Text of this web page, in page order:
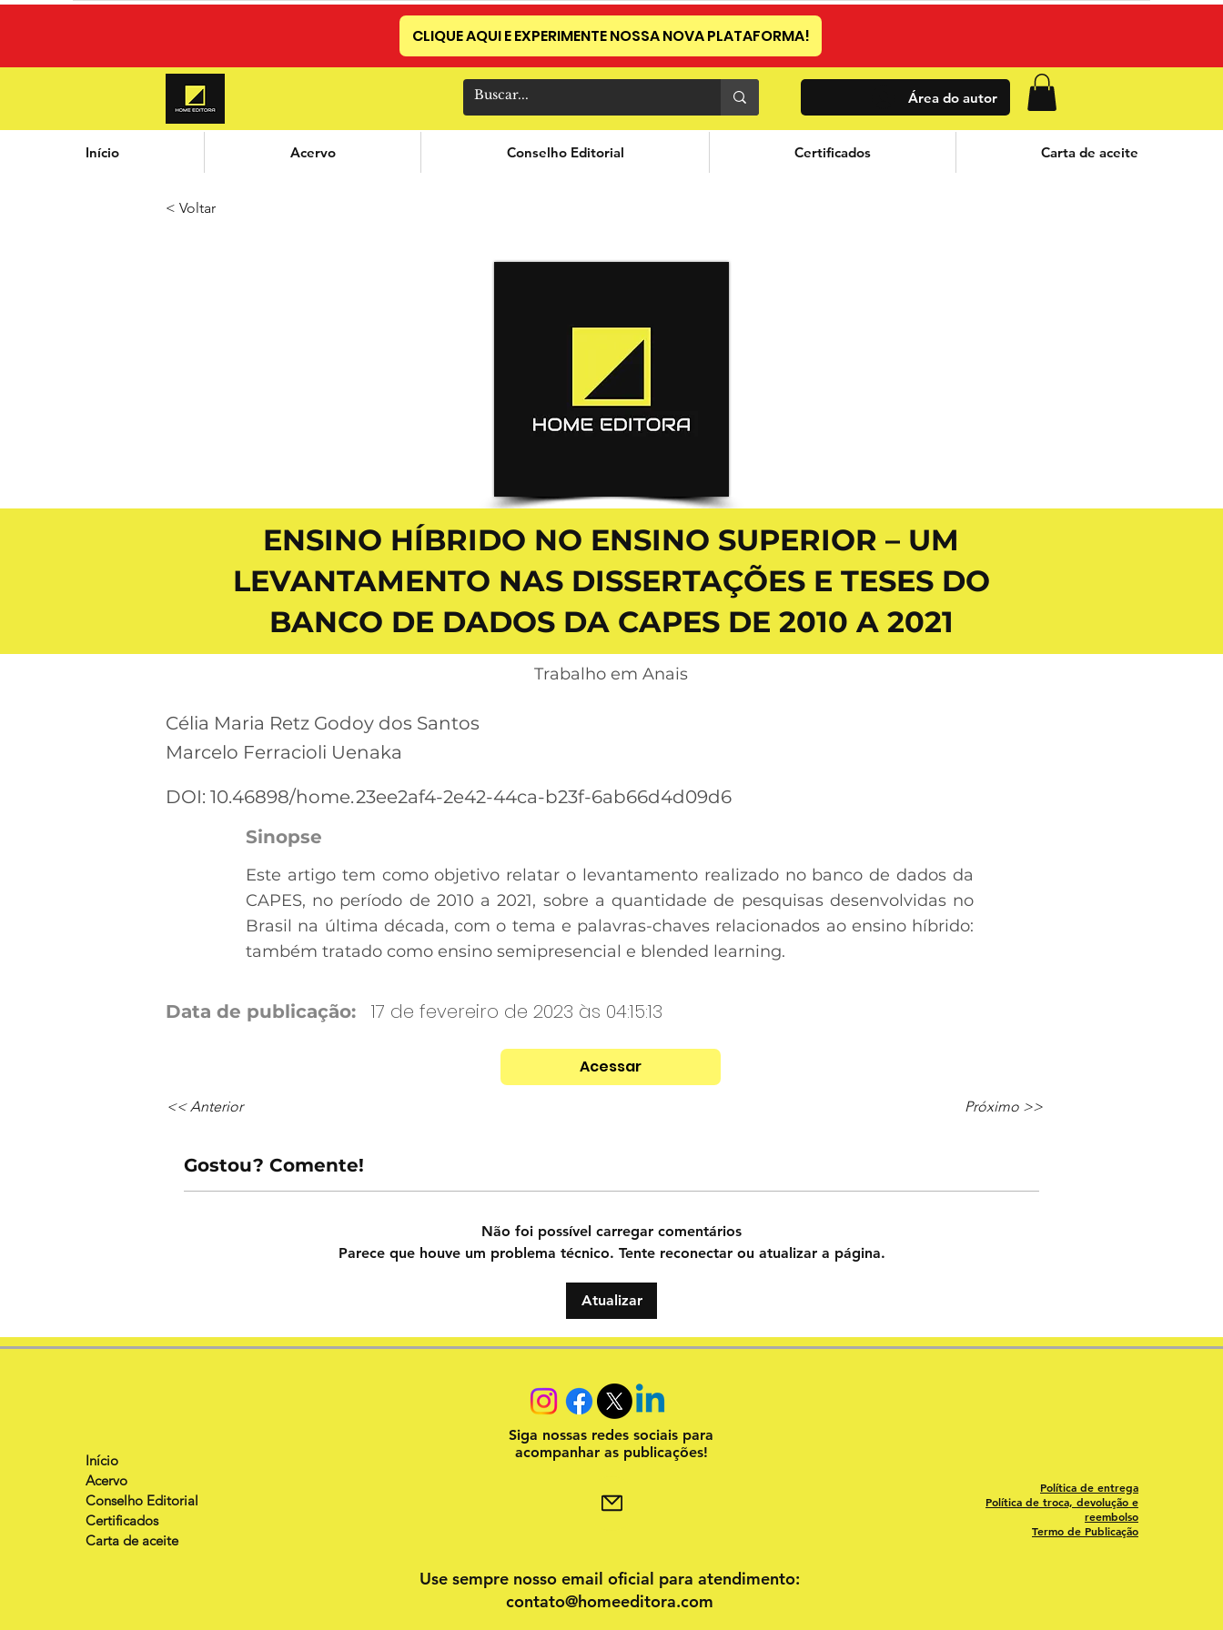
Área do autor
CLIQUE AQUI E EXPERIMENTE NOSSA NOVA PLATAFORMA!
Início Acervo Conselho Editorial Certificados Carta de aceite
< Voltar
ENSINO HÍBRIDO NO ENSINO SUPERIOR – UM
LEVANTAMENTO NAS DISSERTAÇÕES E TESES DO
BANCO DE DADOS DA CAPES DE 2010 A 2021
Trabalho em Anais
Célia Maria Retz Godoy dos Santos
Marcelo Ferracioli Uenaka
DOI: 10.46898/home.23ee2af4-2e42-44ca-b23f-6ab66d4d09d6
Sinopse
Este artigo tem como objetivo relatar o levantamento realizado no banco de dados da
CAPES, no período de 2010 a 2021, sobre a quantidade de pesquisas desenvolvidas no
Brasil na última década, com o tema e palavras-chaves relacionados ao ensino híbrido:
também tratado como ensino semipresencial e blended learning.
Data de publicação: 17 de fevereiro de 2023 às 04:15:13
Acessar
<< Anterior Próximo >>
Gostou? Comente!
Não foi possível carregar comentários
Parece que houve um problema técnico. Tente reconectar ou atualizar a página.
Atualizar
Início
Acervo
Conselho Editorial
Certificados
Carta de aceite
Siga nossas redes sociais para
acompanhar as publicações!
Política de entrega
Política de troca, devolução e
reembolso
Termo de Publicação
Use sempre nosso email oficial para atendimento:
contato@homeeditora.com